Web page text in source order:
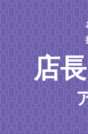
店